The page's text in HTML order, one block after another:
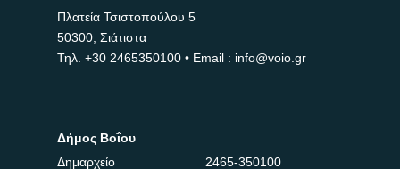
Πλατεία Τσιστοπούλου 5
50300, Σιάτιστα
Τηλ. +30 2465350100 • Email : info@voio.gr
Δήμος Βοΐου
Δημαρχείο
2465-350100